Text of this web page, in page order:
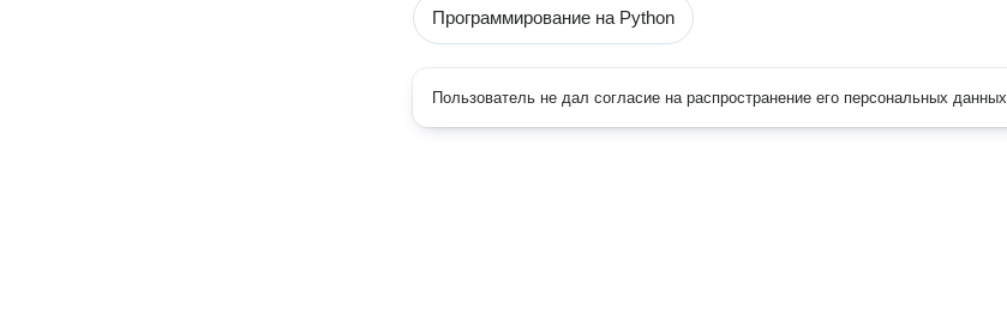
Программирование на Python
Пользователь не дал согласие на распространение его персональных данных